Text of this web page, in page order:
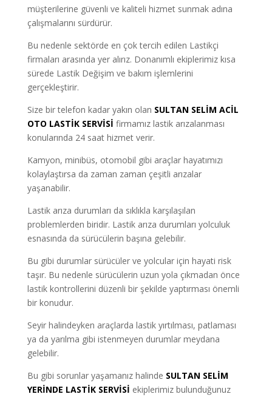
müşterilerine güvenli ve kaliteli hizmet sunmak adına
çalışmalarını sürdürür.
Bu nedenle sektörde en çok tercih edilen Lastikçi
firmaları arasında yer alırız. Donanımlı ekiplerimiz kısa
sürede Lastik Değişim ve bakım işlemlerini
gerçekleştirir.
Size bir telefon kadar yakın olan SULTAN SELİM ACİL
OTO LASTİK SERVİSİ firmamız lastik arızalanması
konularında 24 saat hizmet verir.
Kamyon, minibüs, otomobil gibi araçlar hayatımızı
kolaylaştırsa da zaman zaman çeşitli arızalar
yaşanabilir.
Lastik arıza durumları da sıklıkla karşılaşılan
problemlerden biridir. Lastik arıza durumları yolculuk
esnasında da sürücülerin başına gelebilir.
Bu gibi durumlar sürücüler ve yolcular için hayati risk
taşır. Bu nedenle sürücülerin uzun yola çıkmadan önce
lastik kontrollerini düzenli bir şekilde yaptırması önemli
bir konudur.
Seyir halindeyken araçlarda lastik yırtılması, patlaması
ya da yarılma gibi istenmeyen durumlar meydana
gelebilir.
Bu gibi sorunlar yaşamanız halinde SULTAN SELİM
YERİNDE LASTİK SERVİSİ ekiplerimiz bulunduğunuz